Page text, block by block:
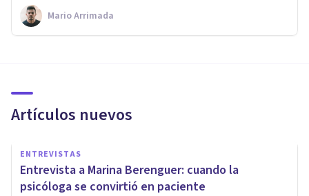
Mario Arrimada
Artículos nuevos
ENTREVISTAS
Entrevista a Marina Berenguer: cuando la
psicóloga se convirtió en paciente